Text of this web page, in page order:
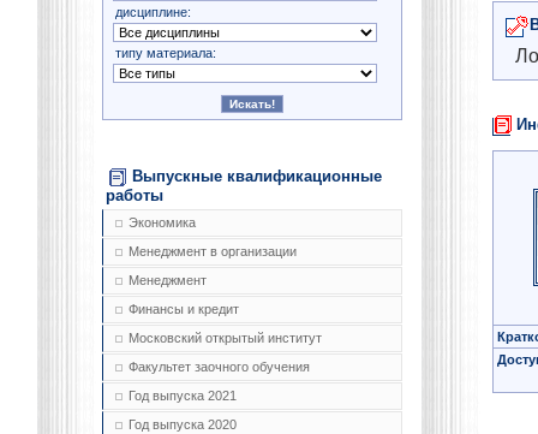
дисциплине:
типу материала:
Выпускные квалификационные
работы
Экономика
Менеджмент в организации
Менеджмент
Финансы и кредит
Московский открытый институт
Факультет заочного обучения
Год выпуска 2021
Год выпуска 2020